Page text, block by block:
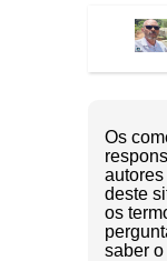
Os
deste
os
saber